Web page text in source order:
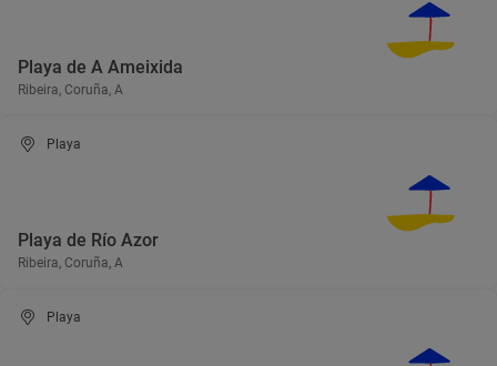
Playa de A Ameixida
Ribeira, Coruña, A
Playa
Playa de Río Azor
Ribeira, Coruña, A
Playa